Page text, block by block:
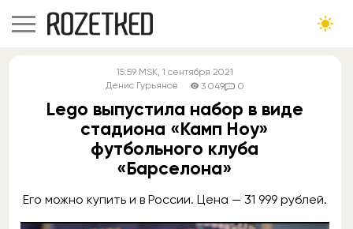
15:59 MSK, 1 сентября 2021
Денис Гурьянов
3 049 0
Lego выпустила набор в виде
стадиона «Камп Ноу»
футбольного клуба
«Барселона»
Его можно купить и в России. Цена — 31 999 рублей.